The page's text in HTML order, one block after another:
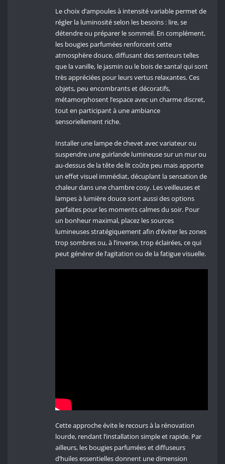
Le choix d’ampoules à intensité variable permet de
régler la luminosité selon les besoins : lire, se
détendre ou préparer le sommeil. En complément,
les bougies parfumées renforcent cette
atmosphère douce, diffusant des senteurs telles
que la vanille, le jasmin ou le bois de santal qui sont
très appréciées pour leurs vertus relaxantes. Ces
objets, peu encombrants et décoratifs,
métamorphosent l’espace avec un charme discret,
tout en participant à une ambiance
sensoriellement riche.
Installer une lampe de chevet avec variateur ou
suspendre une guirlande lumineuse sur un mur ou
au-dessus de la tête de lit coûte peu mais apporte
un effet visuel immédiat, décuplant la sensation de
chaleur dans une chambre cosy. Les veilleuses et
lampes à lumière douce sont aussi des options
parfaites pour les moments calmes du soir. Pour
un bonheur maximal, placez les sources
lumineuses stratégiquement afin d’éviter les zones
trop sombres ou, à l’inverse, trop éclairées, ce qui
peut générer de l’agitation ou de la fatigue visuelle.
Cette approche évite le recours à la rénovation
lourde, rendant l’installation simple et rapide. Par
ailleurs, les bougies parfumées et diffuseurs
d’huiles essentielles donnent une dimension